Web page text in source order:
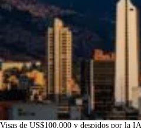
Visas de US$100.000 y despidos por la